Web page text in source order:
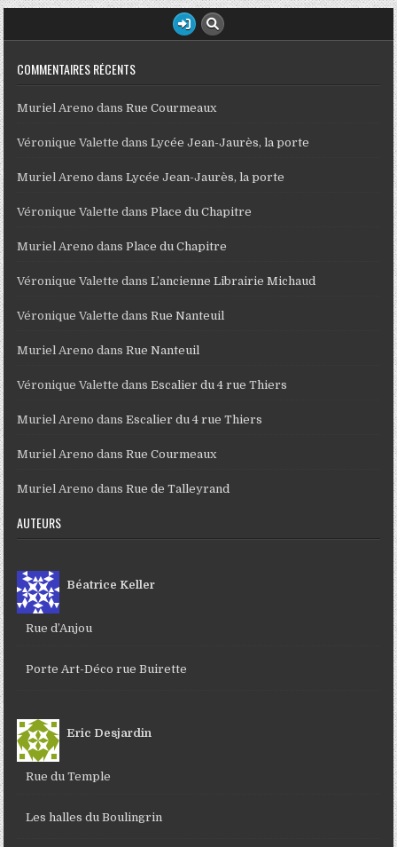
COMMENTAIRES RÉCENTS
Muriel Areno dansRue Courmeaux
Véronique Valette dansLycée Jean-Jaurès, la porte
Muriel Areno dansLycée Jean-Jaurès, la porte
Véronique Valette dansPlace du Chapitre
Muriel Areno dansPlace du Chapitre
Véronique Valette dansL’ancienne Librairie Michaud
Véronique Valette dansRue Nanteuil
Muriel Areno dansRue Nanteuil
Véronique Valette dansEscalier du 4 rue Thiers
Muriel Areno dansEscalier du 4 rue Thiers
Muriel Areno dansRue Courmeaux
Muriel Areno dansRue de Talleyrand
AUTEURS
Béatrice Keller
Rue d’Anjou
Porte Art-Déco rue Buirette
Eric Desjardin
Rue du Temple
Les halles du Boulingrin